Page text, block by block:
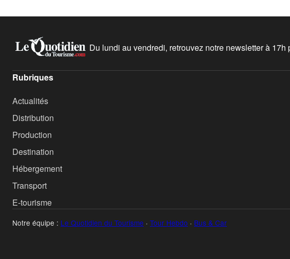
Du lundi au vendredi, retrouvez notre newsletter à
Rubriques
Actualités
Distribution
Production
Destination
Hébergement
Transport
E-tourisme
Notre équipe : Le Quotidien du Tourisme · Tour Hebdo · Bus & Car